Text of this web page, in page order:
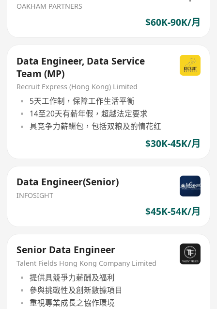
OAKHAM PARTNERS
$60K-90K/月
Data Engineer, Data Service
Team (MP)
Recruit Express (Hong Kong) Limited
5天工作制，保障工作生活平衡
14至20天有薪年假，超越法定要求
具竞争力薪酬包，包括双粮及酌情花红
$30K-45K/月
Data Engineer(Senior)
INFOSIGHT
$45K-54K/月
Senior Data Engineer
Talent Fields Hong Kong Company Limited
提供具競爭力薪酬及福利
參與挑戰性及創新數據項目
重視專業成長之協作環境